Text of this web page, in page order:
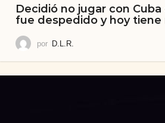
Decidió no jugar con Cuba
fue despedido y hoy
por D.L.R.